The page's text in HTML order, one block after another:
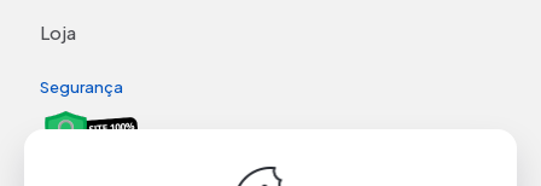
Loja
Segurança